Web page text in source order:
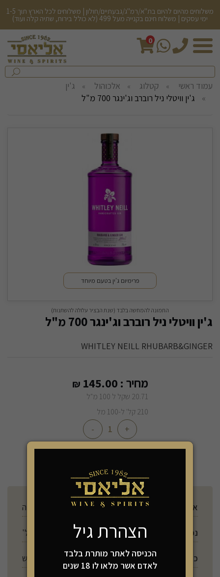
משלוחים מהיום להיום בת"א/רמ"ג/גבעתיים/חולון | משלוחים לכל הארץ תוך 1-5
ימי עסקים | משלוח חינם בקנייה מעל 499 (לא כולל בירות, שתיה קלה ועוד)
0
חיפש
בחנות...
עמוד ראשי קטלוג אלכוהול
ג'ין
ג'ין וויטלי ניל רוברב וג'ינגר 700 מ"ל
פרימיום ג'ין בטעם מיוחד
התמונה להמחשה בלבד (שנת הבציר עלולה להשתנות)
ג'ין וויטלי ניל רוברב וג'ינגר 700 מ"ל
WHITLEY NEILL RHUBARB&GINGER
מחיר : 145.00
₪
20.71 שקל ל 100 מ"ל
210 קל' ל-100 מל
+
-
ארץ ייצור אנגליה
נפח
כשרות יש
הצהרת גיל
הכניסה לאתר מותרת בלבד
לאדם אשר מלאו לו 18 שנים